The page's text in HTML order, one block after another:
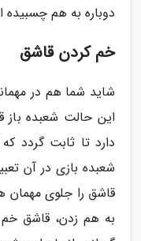
دوباره به هم
خم کردن قاشق
شاید شما هم در
این حالت شعبده باز
دارد تا ثابت گردد
شعبده بازی در آن
قاشق را جلوی
به هم زدن، قاشق خم